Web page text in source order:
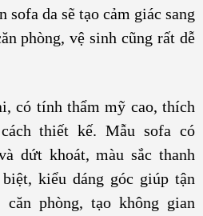
sofa da sẽ tạo cảm giác sang
phòng, vệ sinh cũng rất dễ
có tính thẩm mỹ cao, thích
thiết kế. Mẫu sofa có
dứt khoát, màu sắc thanh
kiểu dáng góc giúp tận
phòng, tạo không gian